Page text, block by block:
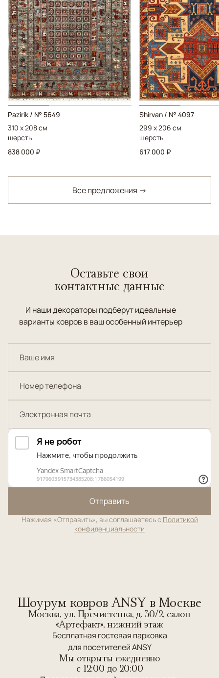
Pazirik / № 5649
310 x 208 см
шерсть
838 000 ₽
Shirvan / № 4097
299 x 206 см
шерсть
617 000 ₽
Все предложения →
Оставьте свои
контактные данные
И наши декораторы подберут идеальные
варианты ковров в ваш особенный интерьер
Отправить
Нажимая «Отправить», вы соглашаетесь с Политикой
конфиденциальности
Шоурум ковров ANSY в Москве
Москва, ул. Пречистенка, д. 30/2, салон
«Артефакт», нижний этаж
Бесплатная гостевая парковка
для посетителей ANSY
Мы открыты ежедневно
c 12:00 до 20:00